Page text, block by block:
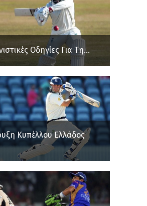
Οδηγίες Για Τη...
Κυπέλλου Ελλάδος